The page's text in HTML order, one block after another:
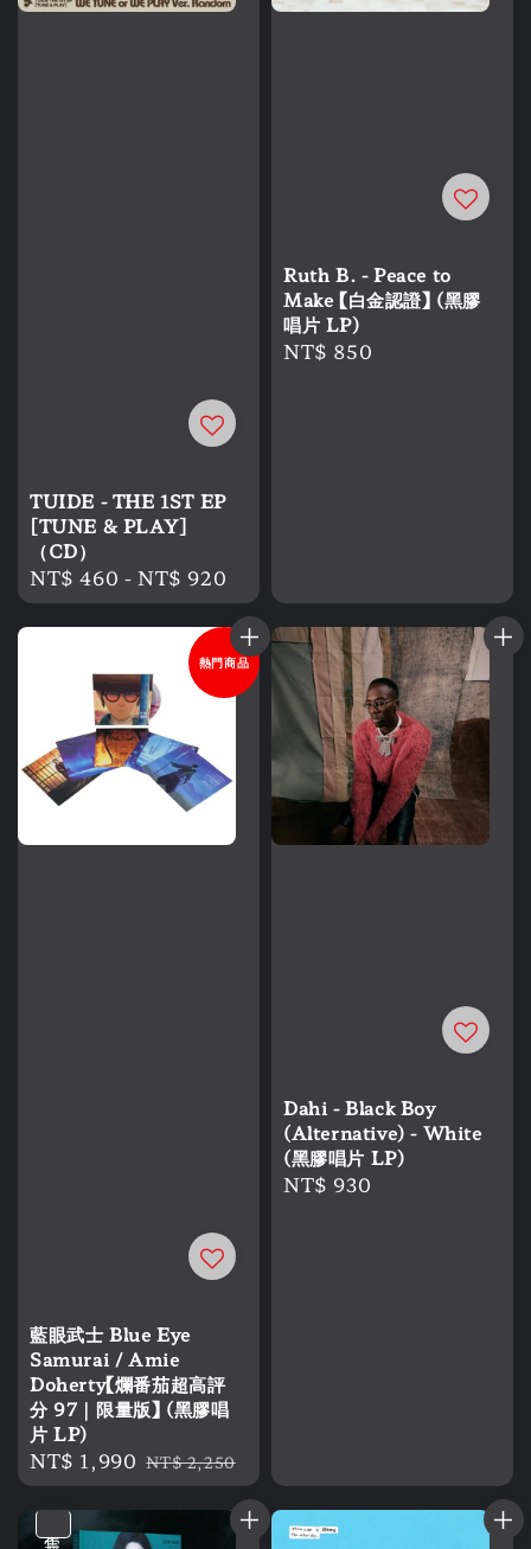
TUIDE - THE 1ST EP
[TUNE & PLAY]
（CD）
Regular
price
NT$ 460 -NT$ 920
Ruth B. - Peace to
Make 【白金認證】 (黑膠
唱片 LP)
Regular
NT$ 850
熱門商品
藍眼武士 Blue Eye
Samurai / Amie
Doherty【爛番茄超高評
分 97｜限量版】 (黑膠唱
片 LP)
Sale
price
NT$ 1,990 Regular
price
NT$ 2,250
Dahi - Black Boy
(Alternative) - White
(黑膠唱片 LP)
Regular
NT$ 930